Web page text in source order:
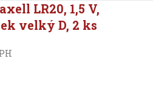
LR20, 1,5 V,
velký D, 2 ks